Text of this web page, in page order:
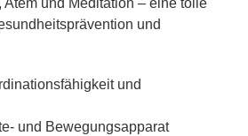
und Meditation – eine tolle
und
und
und Bewegungsapparat